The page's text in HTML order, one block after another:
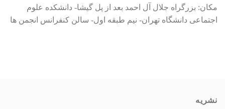
مکان: بزرگراه جلال آل احمد بعد از پل گیشا- دانشکده علوم
اجتماعی دانشگاه تهران- نیم طبقه اول- سالن کنفرانس انجمن ها
نشریه